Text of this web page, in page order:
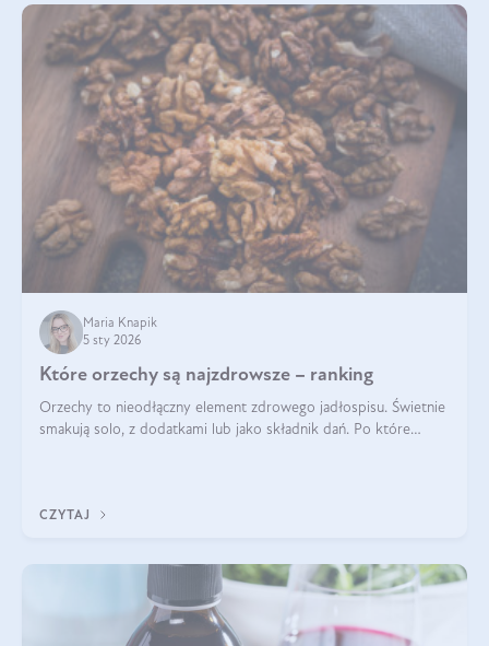
Maria Knapik
5 sty 2026
Które orzechy są najzdrowsze – ranking
Orzechy to nieodłączny element zdrowego jadłospisu. Świetnie
smakują solo, z dodatkami lub jako składnik dań. Po które
CZYTAJ